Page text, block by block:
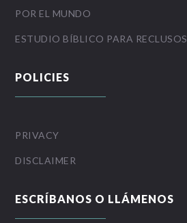
POR EL MUNDO
ESTUDIO BÍBLICO PARA RECLUSOS
POLICIES
PRIVACY
DISCLAIMER
ESCRÍBANOS O LLÁMENOS